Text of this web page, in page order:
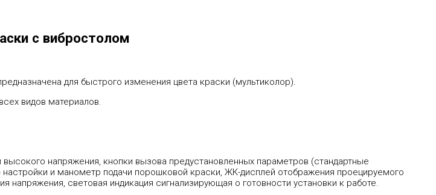
с вибростолом
для быстрого изменения цвета краски (мультиколор).
всех видов материалов.
напряжения, кнопки вызова предустановленных параметров (стандартные
и манометр подачи порошковой краски, ЖК-дисплей отображения проецируемого
световая индикация сигнализирующая о готовности установки к работе.